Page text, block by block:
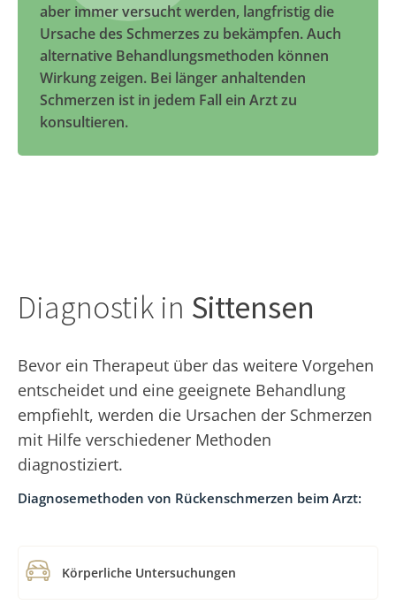
aber immer versucht werden, langfristig die
Ursache des Schmerzes zu bekämpfen. Auch
alternative Behandlungsmethoden können
Wirkung zeigen. Bei länger anhaltenden
Schmerzen ist in jedem Fall ein Arzt zu
konsultieren.
Diagnostik in Sittensen
Bevor ein Therapeut über das weitere Vorgehen
entscheidet und eine geeignete Behandlung
empfiehlt, werden die Ursachen der Schmerzen
mit Hilfe verschiedener Methoden
diagnostiziert.
Diagnosemethoden von Rückenschmerzen beim Arzt:
Körperliche Untersuchungen